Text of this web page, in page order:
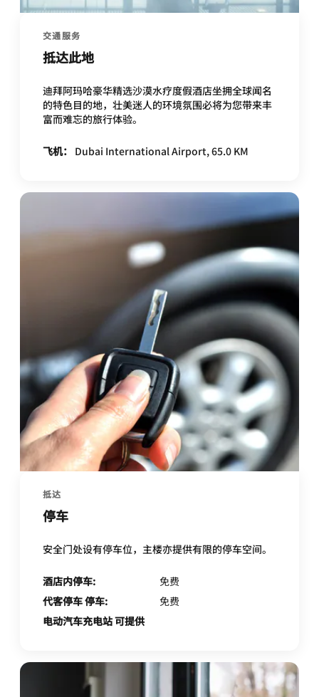
交通服务
抵达此地
迪拜阿玛哈豪华精选沙漠水疗度假酒店坐拥全球闻名
的特色目的地，壮美迷人的环境氛围必将为您带来丰
富而难忘的旅行体验。
飞机： Dubai International Airport, 65.0 KM
抵达
停车
安全门处设有停车位，主楼亦提供有限的停车空间。
酒店内停车:
免费
代客停车 停车:
免费
电动汽车充电站 可提供